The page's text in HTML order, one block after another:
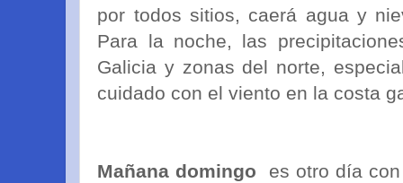
por todos sitios, caerá agua y
Para la noche, las
Galicia y zonas del norte,
cuidado con el viento en la costa
Mañana domingo
es otro día